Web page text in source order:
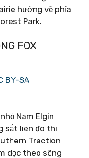
hướng về phía
Park.
FOX
BY-SA
Nam Elgin
sắt liên đô thị
Traction
dọc theo sông